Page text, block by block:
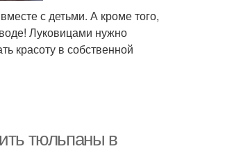
с детьми. А кроме того,
Луковицами нужно
красоту в собственной
тюльпаны в